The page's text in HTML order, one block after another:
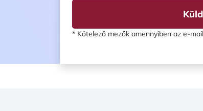
* Kötelező mezők amennyiben az e-